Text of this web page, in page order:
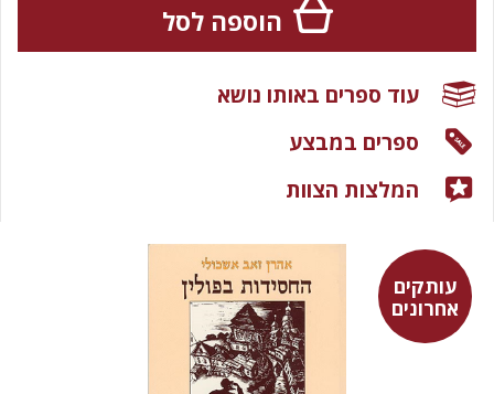
עותקים
אחרונים
הוספה לסל
עוד ספרים באותו נושא
ספרים במבצע
המלצות הצוות